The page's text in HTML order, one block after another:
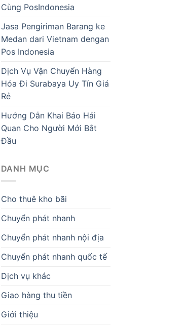
Cùng PosIndonesia
Jasa Pengiriman Barang ke
Medan dari Vietnam dengan
Pos Indonesia
Dịch Vụ Vận Chuyển Hàng
Hóa Đi Surabaya Uy Tín Giá
Rẻ
Hướng Dẫn Khai Báo Hải
Quan Cho Người Mới Bắt
Đầu
DANH MỤC
Cho thuê kho bãi
Chuyển phát nhanh
Chuyển phát nhanh nội địa
Chuyển phát nhanh quốc tế
Dịch vụ khác
Giao hàng thu tiền
Giới thiệu